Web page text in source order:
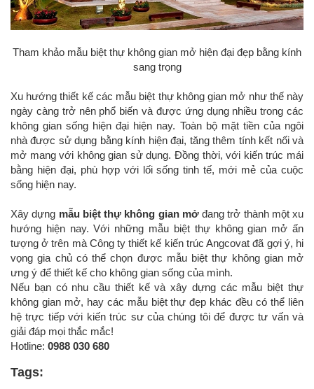
Tham khảo mẫu biệt thự không gian mở hiện đại đẹp bằng kính
sang trọng
Xu hướng thiết kế các mẫu biệt thự không gian mở như thế này
ngày càng trở nên phổ biến và được ứng dụng nhiều trong các
không gian sống hiện đại hiện nay. Toàn bộ mặt tiền của ngôi
nhà được sử dụng bằng kính hiện đại, tăng thêm tính kết nối và
mở mang với không gian sử dụng. Đồng thời, với kiến trúc mái
bằng hiện đại, phù hợp với lối sống tinh tế, mới mẻ của cuộc
sống hiện nay.
Xây dựng mẫu biệt thự không gian mởđang trở thành một xu
hướng hiện nay. Với những mẫu biệt thự không gian mở ấn
tượng ở trên mà Công ty thiết kế kiến trúc Angcovat đã gợi ý, hi
vọng gia chủ có thể chọn được mẫu biệt thự không gian mở
ưng ý để thiết kế cho không gian sống của mình.
Nếu bạn có nhu cầu thiết kế và xây dựng các mẫu biệt thự
không gian mở, hay các mẫu biệt thự đẹp khác đều có thể liên
hệ trực tiếp với kiến trúc sư của chúng tôi để được tư vấn và
giải đáp mọi thắc mắc!
Hotline: 0988 030 680
Tags: